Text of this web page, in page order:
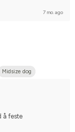
Shetlandsponny
7 mo. ago
Midsize dog
å feste